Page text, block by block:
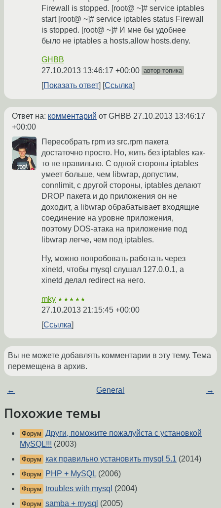
Firewall is stopped. [root@ ~]# service iptables
start [root@ ~]# service iptables status Firewall
is stopped. [root@ ~]# И мне бы удобнее
было не iptables а hosts.allow hosts.deny.
GHBB
27.10.2013 13:46:17 +00:00 автор топика
Показать ответ Ссылка
Ответ на: комментарий от GHBB 27.10.2013 13:46:17
+00:00
Пересобрать rpm из src.rpm пакета
достаточно просто. Но, жить без iptables как-
то не правильно. С одной стороны iptables
умеет больше, чем libwrap, допустим,
connlimit, с другой стороны, iptables делают
DROP пакета и до приложения он не
доходит, а libwrap обрабатывает входящие
соединение на уровне приложения,
поэтому DOS-атака на приложение под
libwrap легче, чем под iptables.
Ну, можно попробовать работать через
xinetd, чтобы mysql слушал 127.0.0.1, а
xinetd делал redirect на него.
mky ★★★★★
27.10.2013 21:15:45 +00:00
Ссылка
Вы не можете добавлять комментарии в эту тему. Тема
перемещена в архив.
← General →
Похожие темы
Форум Други, поможите пожалуйста с установкой
MySQL!!! (2003)
Форум как правильно установить mysql 5.1 (2014)
Форум PHP + MySQL (2006)
Форум troubles with mysql (2004)
Форум samba + mysql (2005)